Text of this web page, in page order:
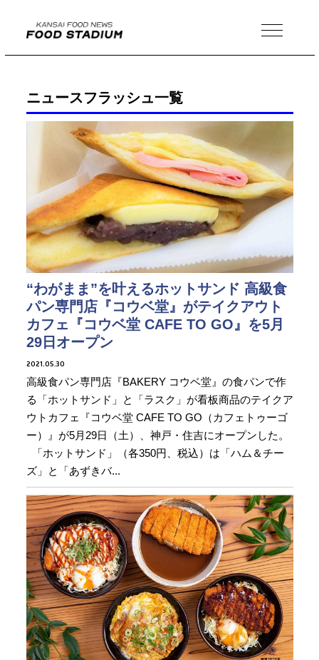
MENU
ニュースフラッシュ一覧
“わがまま”を叶えるホットサンド 高級食
パン専門店『コウベ堂』がテイクアウト
カフェ『コウベ堂 CAFE TO GO』を5月
29日オープン
2021.05.30
高級食パン専門店『BAKERY コウベ堂』の食パンで作
る「ホットサンド」と「ラスク」が看板商品のテイクア
ウトカフェ『コウベ堂 CAFE TO GO（カフェトゥーゴ
ー）』が5月29日（土）、神戸・住吉にオープンした。
「ホットサンド」（各350円、税込）は「ハム＆チー
ズ」と「あずきバ...